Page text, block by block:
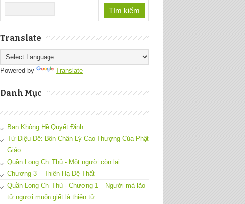
Translate
Powered by Translate
Danh Mục
Bạn Không Hề Quyết Định
Tứ Diệu Đế: Bốn Chân Lý Cao Thượng Của Phật
Giáo
Quần Long Chi Thủ - Một người còn lại
Chương 3 – Thiên Hạ Đệ Thất
Quần Long Chi Thủ - Chương 1 – Người mà lão
tử ngươi muốn giết là thiên tử